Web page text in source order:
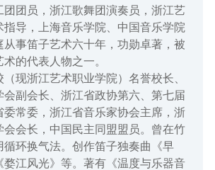
团团员，浙江歌舞团演奏员，浙江艺
指导，上海音乐学院、中国音乐学院
从事笛子艺术六十年，功勋卓著，被
的代表人物之一。
现浙江艺术职业学院）名誉校长、
会副会长、浙江省政协第六、第七届
委常委，浙江省音乐家协会主席，浙
会会长，中国民主同盟盟员。曾在竹
循环换气法。创作笛子独奏曲《早
婺江风光》等。著有《温度与乐器音